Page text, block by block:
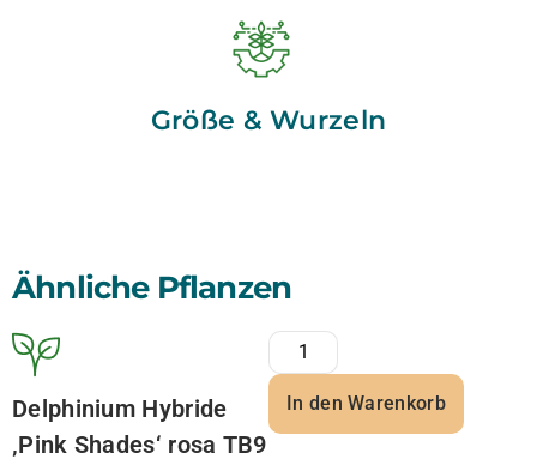
Größe & Wurzeln
Ähnliche Pflanzen
Delphinium Hybride
‚Pink Shades‘ rosa TB9
In den Warenkorb